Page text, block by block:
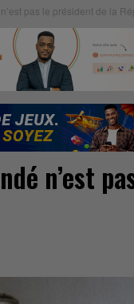
pas le président de la
n’est